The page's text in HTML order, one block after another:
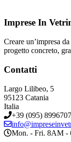
Imprese In
Creare un’impresa
progetto concreto,
Contatti
Largo Lilibeo, 5
95123 Catania
Italia
+39 (095) 8996707
Mon. - Fri. 8AM -